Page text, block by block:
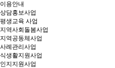
이용안내
상담홍보사업
평생교육 사업
지역사회돌봄사업
지역공동체사업
사례관리사업
식생활지원사업
인지지원사업